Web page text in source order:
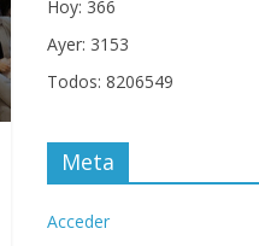
Hoy: 366
Ayer: 3153
Todos: 8206549
Meta
Acceder